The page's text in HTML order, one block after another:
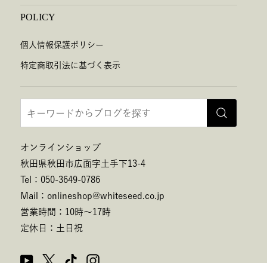
POLICY
個人情報保護ポリシー
特定商取引法に基づく表示
オンラインショップ
秋田県秋田市広面字土手下13-4
Tel：050-3649-0786
Mail：onlineshop@whiteseed.co.jp
営業時間：10時～17時
定休日：土日祝